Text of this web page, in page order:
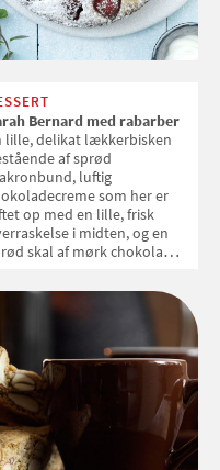
Bernard med rabarber
lille, delikat lækkerbisken
af sprød
luftig
som her er
op med en lille, frisk
i midten, og en
skal af mørk chokolade.